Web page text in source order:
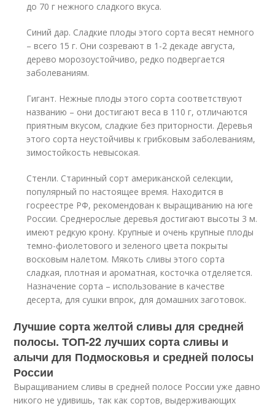
до 70 г нежного сладкого вкуса.
Синий дар. Сладкие плоды этого сорта весят немного
– всего 15 г. Они созревают в 1-2 декаде августа,
дерево морозоустойчиво, редко подвергается
заболеваниям.
Гигант. Нежные плоды этого сорта соответствуют
названию – они достигают веса в 110 г, отличаются
приятным вкусом, сладкие без приторности. Деревья
этого сорта неустойчивы к грибковым заболеваниям,
зимостойкость невысокая.
Стенли. Старинный сорт американской селекции,
популярный по настоящее время. Находится в
госреестре РФ, рекомендован к выращиванию на юге
России. Среднерослые деревья достигают высоты 3 м.
имеют редкую крону. Крупные и очень крупные плоды
темно-фиолетового и зеленого цвета покрыты
восковым налетом. Мякоть сливы этого сорта
сладкая, плотная и ароматная, косточка отделяется.
Назначение сорта – использование в качестве
десерта, для сушки впрок, для домашних заготовок.
Лучшие сорта желтой сливы для средней
полосы. ТОП-22 лучших сорта сливы и
алычи для Подмосковья и средней полосы
России
Выращиванием сливы в средней полосе России уже давно
никого не удивишь, так как сортов, выдерживающих